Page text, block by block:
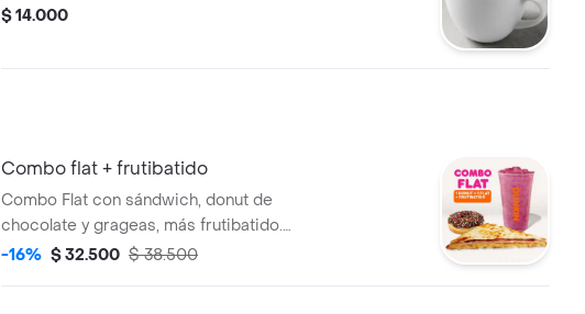
$ 14.000
Combo flat + frutibatido
Combo Flat con sándwich, donut de
chocolate y grageas, más frutibatido.
Todo a tu elección.
-16% $ 32.500 $ 38.500